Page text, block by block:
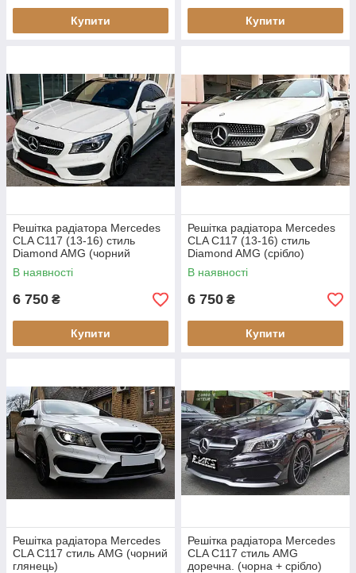
Купити Купити
Решітка радіатора Mercedes
CLA C117 (13-16) стиль
Diamond AMG (чорний
глянець)
В наявності
6 750 ₴
Купити
Решітка радіатора Mercedes
CLA C117 (13-16) стиль
Diamond AMG (срібло)
В наявності
6 750 ₴
Купити
Решітка радіатора Mercedes
CLA C117 стиль AMG (чорний
глянець)
Решітка радіатора Mercedes
CLA C117 стиль AMG
доречна. (чорна + срібло)